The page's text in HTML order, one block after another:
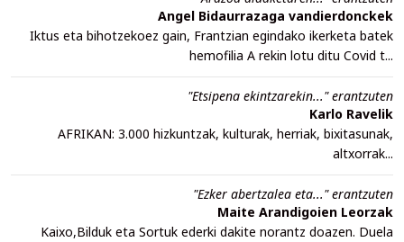
Angel Bidaurrazaga vandierdonckek
Iktus eta bihotzekoez gain, Frantzian egindako ikerketa batek
hemofilia A rekin lotu ditu Covid t...
"Etsipena ekintzarekin..." erantzuten
Karlo Ravelik
AFRIKAN: 3.000 hizkuntzak, kulturak, herriak, bixitasunak,
altxorrak...
"Ezker abertzalea eta..." erantzuten
Maite Arandigoien Leorzak
Kaixo,Bilduk eta Sortuk ederki dakite norantz doazen. Duela